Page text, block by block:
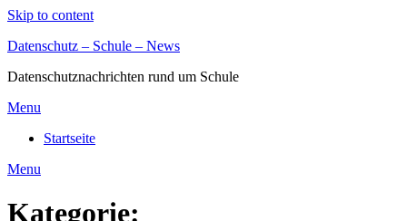
Skip to content
Datenschutz – Schule – News
Datenschutznachrichten rund um Schule
Menu
Startseite
Menu
Kategorie: